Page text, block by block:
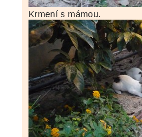
Krmení s mámou.